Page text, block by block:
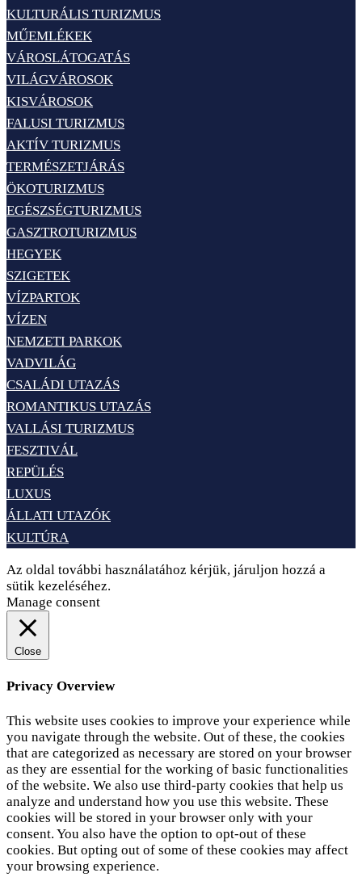
KULTURÁLIS TURIZMUS
MŰEMLÉKEK
VÁROSLÁTOGATÁS
VILÁGVÁROSOK
KISVÁROSOK
FALUSI TURIZMUS
AKTÍV TURIZMUS
TERMÉSZETJÁRÁS
ÖKOTURIZMUS
EGÉSZSÉGTURIZMUS
GASZTROTURIZMUS
HEGYEK
SZIGETEK
VÍZPARTOK
VÍZEN
NEMZETI PARKOK
VADVILÁG
CSALÁDI UTAZÁS
ROMANTIKUS UTAZÁS
VALLÁSI TURIZMUS
FESZTIVÁL
REPÜLÉS
LUXUS
ÁLLATI UTAZÓK
KULTÚRA
Az oldal további használatához kérjük, járuljon hozzá a
sütik kezeléséhez.
Manage consent
Close
Privacy Overview
This website uses cookies to improve your experience while
you navigate through the website. Out of these, the cookies
that are categorized as necessary are stored on your browser
as they are essential for the working of basic functionalities
of the website. We also use third-party cookies that help us
analyze and understand how you use this website. These
cookies will be stored in your browser only with your
consent. You also have the option to opt-out of these
cookies. But opting out of some of these cookies may affect
your browsing experience.